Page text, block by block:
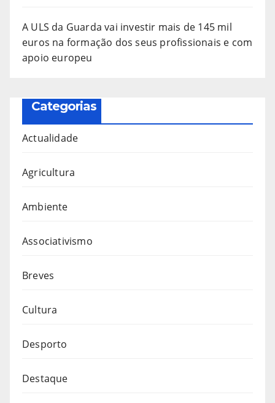
A ULS da Guarda vai investir mais de 145 mil
euros na formação dos seus profissionais e com
apoio europeu
Categorias
Actualidade
Agricultura
Ambiente
Associativismo
Breves
Cultura
Desporto
Destaque